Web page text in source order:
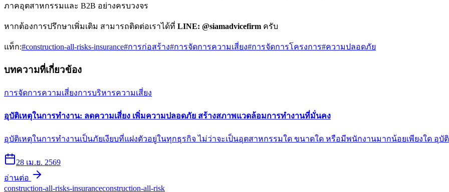
ภาคอุตสาหกรรมและ B2B อย่างครบวงจร
หากต้องการปรึกษาเพิ่มเติม สามารถติดต่อเราได้ที่ LINE: @siamadvicefirm ครับ
แท็ก:#construction-all-risks-insurance#การก่อสร้าง#การจัดการความเสี่ยง#การจัดการโครงการ#ความปลอดภัย
บทความที่เกี่ยวข้อง
การจัดการความเสี่ยงการบริหารความเสี่ยง
อุบัติเหตุในการทำงาน: ลดความเสี่ยง เพิ่มความปลอดภัย สร้างสภาพแวดล้อมการทำงานที่มั่นคง
อุบัติเหตุในการทำงานเป็นภัยเงียบที่แฝงตัวอยู่ในทุกธุรกิจ ไม่ว่าจะเป็นอุตสาหกรรมใด ขนาดใด หรือมีพนักงานมากน้อยเพียงใด อุบั
28 เม.ย. 2569
อ่านต่อ
construction-all-risks-insuranceconstruction-all-risk